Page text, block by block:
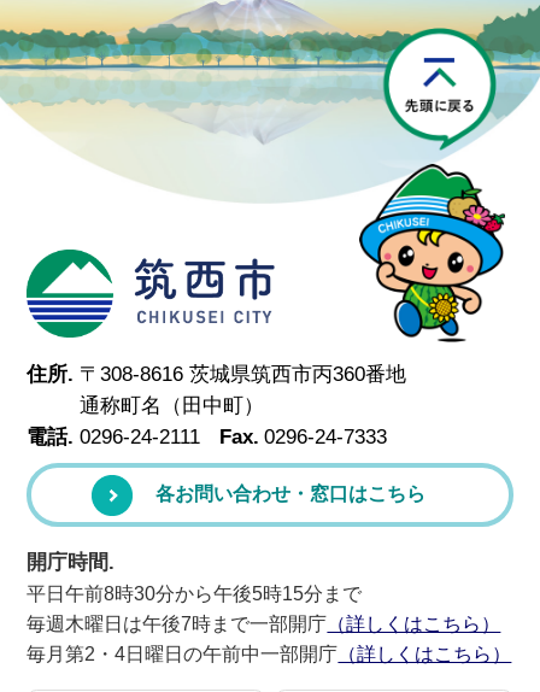
筑西市
住所. 〒308-8616 茨城県筑西市丙360番地
通称町名（田中町）
電話. 0296-24-2111 Fax. 0296-24-7333
各お問い合わせ・窓口はこちら
開庁時間.
平日午前8時30分から午後5時15分まで
毎週木曜日は午後7時まで一部開庁 （詳しくはこちら）
毎月第2・4日曜日の午前中一部開庁 （詳しくはこちら）